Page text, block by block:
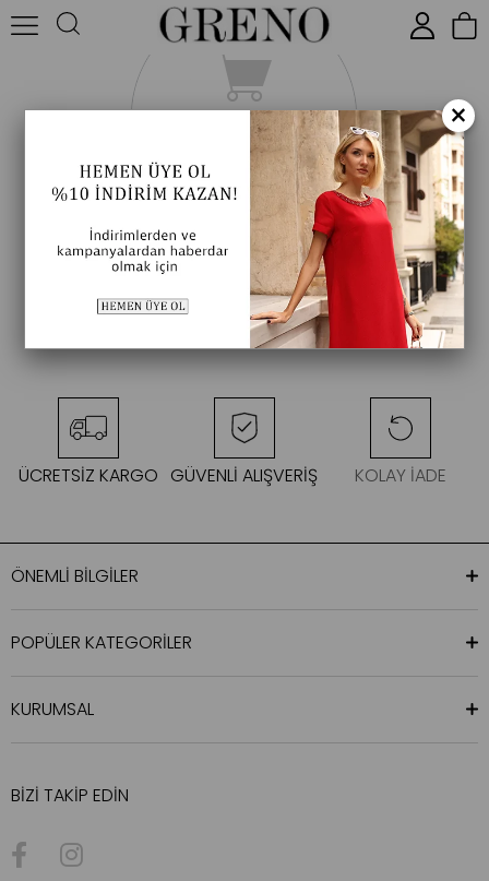
ÜCRETSİZ KARGO GÜVENLİ ALIŞVERİŞ KOLAY İADE
ÖNEMLİ BİLGİLER
POPÜLER KATEGORİLER
KURUMSAL
BİZİ TAKİP EDİN
×